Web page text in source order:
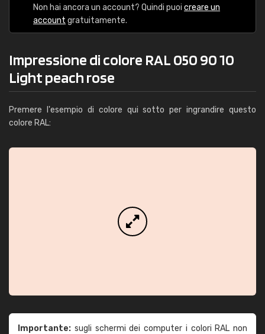
Non hai ancora un account? Quindi puoi creare un
account gratuitamente.
Impressione di colore RAL 050 90 10
Light peach rose
Premere l'esempio di colore qui sotto per ingrandire questo
colore RAL:
Importante: sugli schermi dei computer i colori RAL non